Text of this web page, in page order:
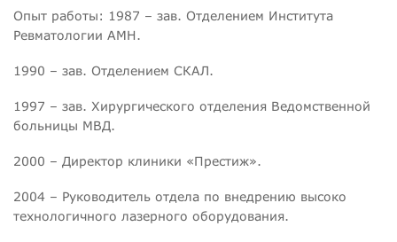
Опыт работы: 1987 – зав. Отделением Института
Ревматологии АМН.
1990 – зав. Отделением СКАЛ.
1997 – зав. Хирургического отделения Ведомственной
больницы МВД.
2000 – Директор клиники «Престиж».
2004 – Руководитель отдела по внедрению высоко
технологичного лазерного оборудования.